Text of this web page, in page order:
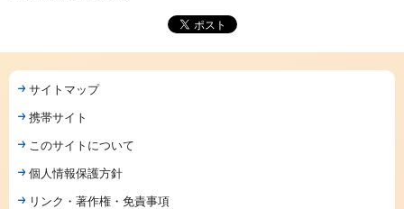
サイトマップ
携帯サイト
このサイトについて
個人情報保護方針
リンク・著作権・免責事項